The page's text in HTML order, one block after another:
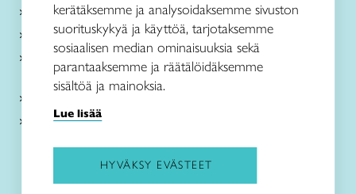
Me olemme Taito
Paikallinen toiminta
Verkkokaupat
Kirjaudu Arviin
Kirjaudu Taitocampukseen
kerätäksemme ja analysoidaksemme sivuston
suorituskykyä ja käyttöä, tarjotaksemme
sosiaalisen median ominaisuuksia sekä
parantaaksemme ja räätälöidäksemme
sisältöä ja mainoksia.
Lue lisää
HYVÄKSY EVÄSTEET